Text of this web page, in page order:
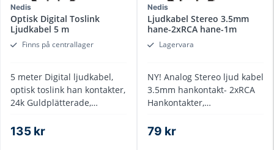
Nedis
Optisk Digital Toslink
Ljudkabel 5 m
Finns på centrallager
5 meter Digital ljudkabel,
optisk toslink han kontakter,
24k Guldplätterade,
135 kr
Nedis
Ljudkabel Stereo 3.5mm
hane-2xRCA hane-1m
Lagervara
NY! Analog Stereo ljud kabel
3.5mm hankontakt- 2xRCA
Hankontakter,
79 kr